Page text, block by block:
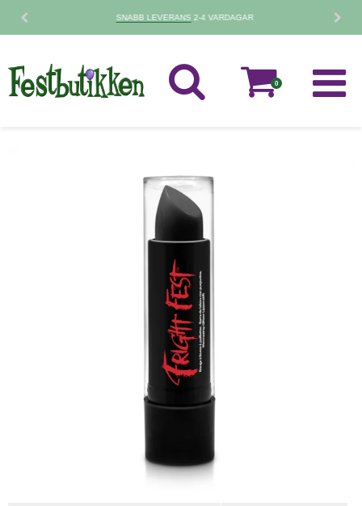
30 DAGARS RETURPOLICY
0